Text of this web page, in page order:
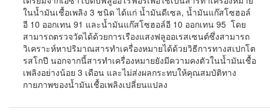
ในน้ำมันเชื้อเพลิง 3 ชนิด ได้แก่ น้ำมันดีเซล, น้ำมันแก๊สโซฮอล์
อี 10 ออกเทน 91 และน้ำมันแก๊สโซฮอล์อี 10 ออกเทน 95 โดย
สามารถตรวจวัดได้ด้วยการเรืองแสงฟลูออเรสเซนต์ซึ่งสามารถ
วิเคราะห์หาปริมาณสารทำเครื่องหมายได้ด้วยวิธีการทางสเปกโต
รสโกปี นอกจากนี้สารทำเครื่องหมายยังมีความคงตัวในน้ำมันเชื้อ
เพลิงอย่างน้อย 3 เดือน และไม่ส่งผลกระทบให้คุณสมบัติทาง
กายภาพของน้ำมันเชื้อเพลิงเปลี่ยนแปลง